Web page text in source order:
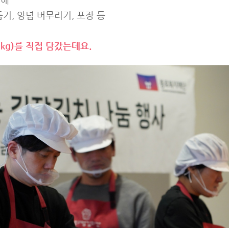
, 양념 버무리기, 포장 등
를 직접 담갔는데요.